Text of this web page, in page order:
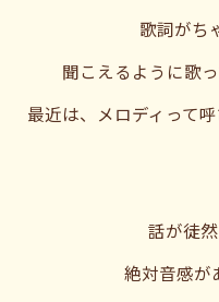
歌詞がち
聞こえるように歌
最近は、メロディって
話が徒
絶対音感が